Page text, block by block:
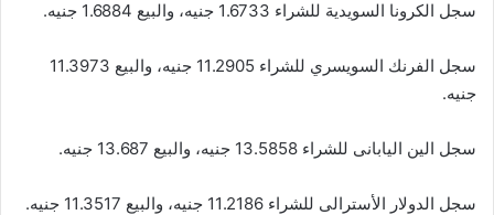
سجل الكرونا السويدية للشراء 1.6733 جنيه، والبيع 1.6884 جنيه.
سجل الفرنك‏ ‏السويسري‏ للشراء 11.2905 جنيه، والبيع 11.3973
جنيه.
سجل ال‏ين‏ ال‏يابانى‏ للشراء 13.5858 جنيه، والبيع 13.687 جنيه.
سجل ال‏دولار‏ ‏الأسترالى‏ للشراء 11.2186 جنيه، والبيع 11.3517 جنيه.